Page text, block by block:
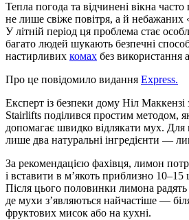
Тепла погода та відчинені вікна часто приносять до будинку
не лише свіже повітря, а й
У літній період ця проблема стає
багато людей шукають безпечні
настирливих комах без використання
Про це повідомило видання Express.
Експерт із безпеки дому Ніл Маккензі
Stairlifts поділився простим методом,
допомагає швидко відлякати мух. Для
лише два натуральні інгредієнти —
За рекомендацією фахівця, лимон
і вставити в м’якоть приблизно 10–15
Після цього половинки лимона радять
де мухи з’являються найчастіше —
фруктових мисок або на кухні.